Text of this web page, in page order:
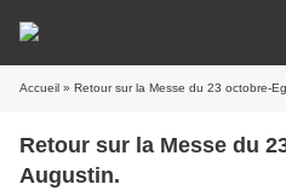
Accueil » Retour sur la Messe du 23 octobre-
Retour sur la Messe du
Augustin.